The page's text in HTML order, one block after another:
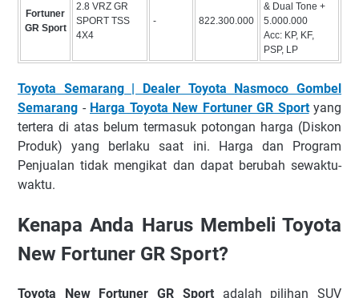
Fortuner
GR Sport
2.8 VRZ GR
SPORT TSS
4X4
- 822.300.000
& Dual Tone +
5.000.000
Acc: KP, KF,
PSP, LP
Toyota Semarang | Dealer Toyota Nasmoco Gombel
Semarang - Harga Toyota New Fortuner GR Sportyang
tertera di atas belum termasuk potongan harga (Diskon
Produk) yang berlaku saat ini. Harga dan Program
Penjualan tidak mengikat dan dapat berubah sewaktu-
waktu.
Kenapa Anda Harus Membeli Toyota
New Fortuner GR Sport?
Toyota New Fortuner GR Sportadalah pilihan SUV